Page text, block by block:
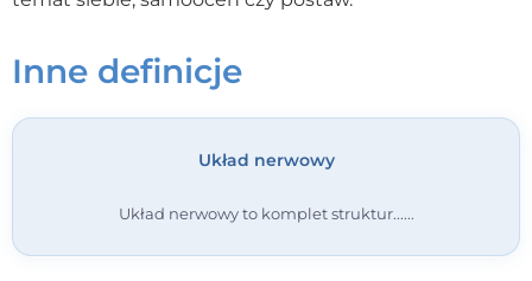
Dołącz do portalu
Inne definicje
Układ nerwowy
Układ nerwowy to komplet struktur...